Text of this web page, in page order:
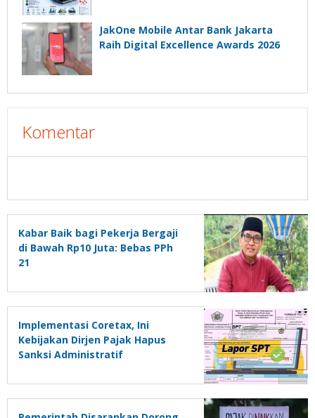
JakOne Mobile Antar Bank Jakarta
Raih Digital Excellence Awards 2026
Komentar
Kabar Baik bagi Pekerja Bergaji
di Bawah Rp10 Juta: Bebas PPh
21
Implementasi Coretax, Ini
Kebijakan Dirjen Pajak Hapus
Sanksi Administratif